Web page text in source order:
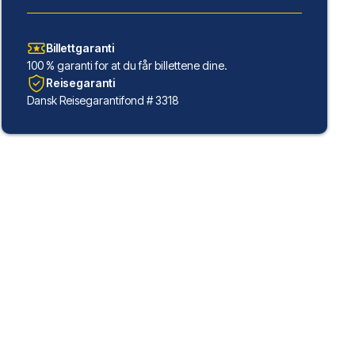
Billettgaranti
100 % garanti for at du får billettene dine.
Reisegaranti
Dansk Reisegarantifond # 3318